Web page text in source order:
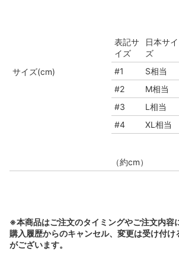
サイズ(cm)
表記サ
イズ
日本サイ
ズ
#1
S相当
#2
M相当
#3
L相当
#4
XL相当
（約cm）
※本商品はご注文のタイミングやご注文内容
購入履歴からのキャンセル、変更は受け付け
がございます。